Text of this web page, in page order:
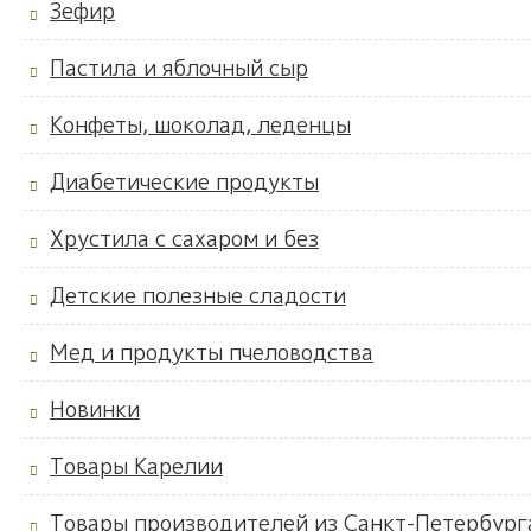
Зефир
Пастила и яблочный сыр
Конфеты, шоколад, леденцы
Диабетические продукты
Хрустила с сахаром и без
Детские полезные сладости
Мед и продукты пчеловодства
Новинки
Товары Карелии
Товары производителей из Санкт-